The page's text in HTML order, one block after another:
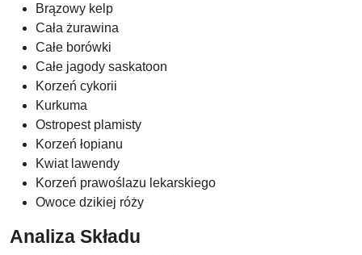
Brązowy kelp
Cała żurawina
Całe borówki
Całe jagody saskatoon
Korzeń cykorii
Kurkuma
Ostropest plamisty
Korzeń łopianu
Kwiat lawendy
Korzeń prawoślazu lekarskiego
Owoce dzikiej róży
Analiza Składu